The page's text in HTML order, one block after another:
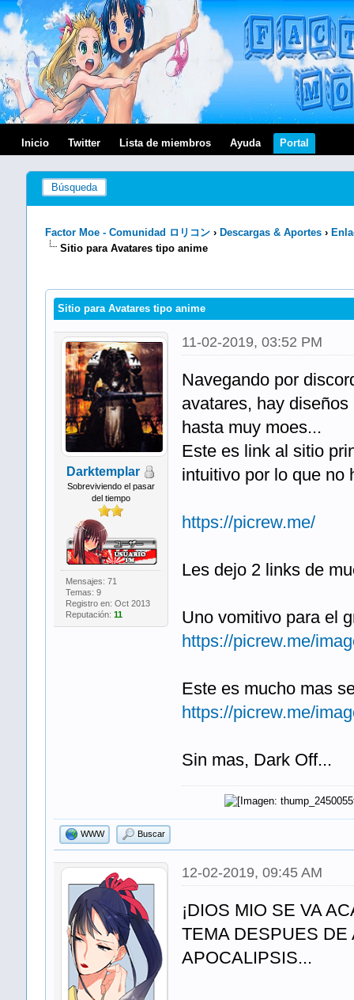
Inicio Twitter Lista de miembros Ayuda Portal
Búsqueda
Factor Moe - Comunidad ロリコン › Descargas & Aportes ›
Sitio para Avatares tipo anime
Sitio para Avatares tipo anime
Darktemplar
Sobreviviendo el pasar
del tiempo
Mensajes: 71
Temas: 9
Registro en: Oct 2013
Reputación: 11
11-02-2019, 03:52 PM
Navegando por
avatares, hay
hasta muy moes...
Este es link al sitio
intuitivo por lo que no
https://picrew.me/
Les dejo 2 links de
Uno vomitivo para el
https://picrew.me/
Este es mucho mas
https://picrew.me/
Sin mas, Dark Off...
WWW Buscar
12-02-2019, 09:45 AM
¡DIOS MIO SE VA
TEMA DESPUES
APOCALIPSIS...